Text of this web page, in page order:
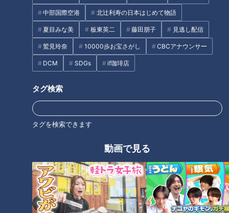
中部国際空港 北辻利寿の日本はじめて物語
夏目みな美 板東英二 藤田朋子 見逃し配信
鷲見玲奈 10000歩お宝さがし CBCアナウンサー
DCM SDGs if珈琲店
タグ検索
タグを検索できます
動画で見る
川が増水してあふれそうになった時、畳が堤防となって水害か
ら守ってくれるそう。昭和13年竣工の「岐阜特殊堤」で、約
1.5kmもの区間が畳を挿しこめる“畳堤”の設計になっていま
す。岐阜県をはじめ、兵庫県と宮崎県の3県にしかない特殊な
日本最大級の陸閘＆日本唯一のトンネル水門